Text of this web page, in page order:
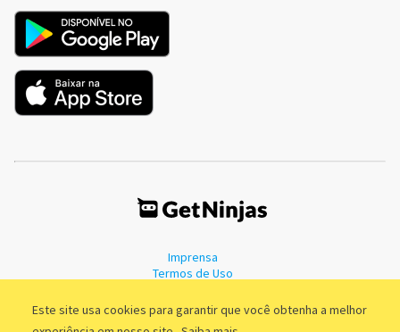
Este site usa cookies para garantir que você obtenha a melhor
Imprensa
Termos de Uso